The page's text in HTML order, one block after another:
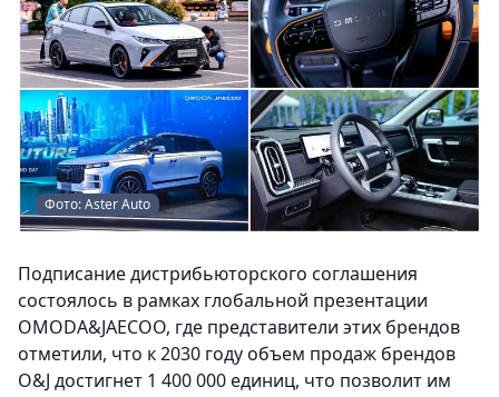
Фото: Aster Auto
Подписание дистрибьюторского соглашения
состоялось в рамках глобальной презентации
OMODA&JAECOO, где представители этих брендов
отметили, что к 2030 году объем продаж брендов
O&J достигнет 1 400 000 единиц, что позволит им